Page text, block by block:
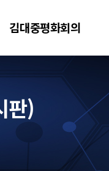
김대중평화회의
판)